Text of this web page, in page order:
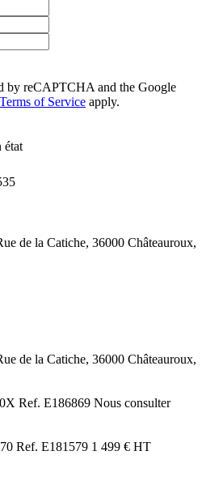
by reCAPTCHA and the Google
Terms of Service apply.
état
de la Catiche, 36000 Châteauroux,
de la Catiche, 36000 Châteauroux,
Ref. E186869 Nous consulter
Ref. E181579 1 499 € HT